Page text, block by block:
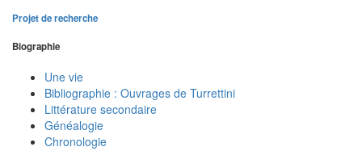
Projet de recherche
Biographie
Une vie
Bibliographie : Ouvrages de Turrettini
Littérature secondaire
Généalogie
Chronologie